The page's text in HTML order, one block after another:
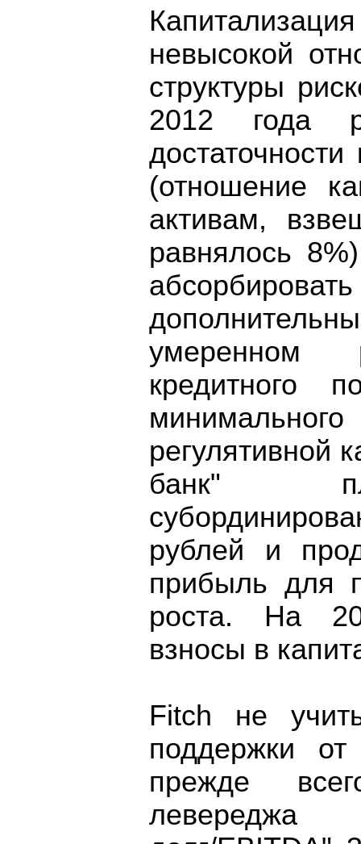
невысокой
структуры
2012 года
(отношение
активам,
равнялось
кредитного
регулятивной
банк"
рублей и
прибыль для
роста. На
взносы в
Fitch не
поддержки
прежде